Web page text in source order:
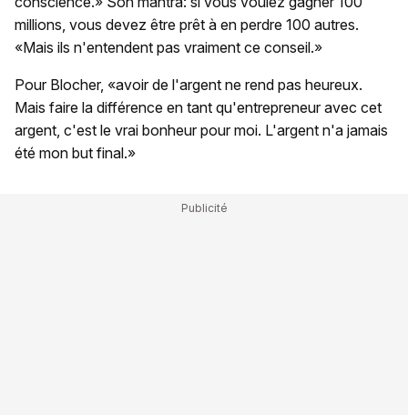
millions, vous devez être prêt à en perdre 100 autres.
«Mais ils n'entendent pas vraiment ce conseil.»
Pour Blocher, «avoir de l'argent ne rend pas heureux.
Mais faire la différence en tant qu'entrepreneur avec cet
argent, c'est le vrai bonheur pour moi. L'argent n'a jamais
été mon but final.»